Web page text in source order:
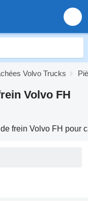
Volvo Trucks
Volvo FH
frein Volvo FH pour